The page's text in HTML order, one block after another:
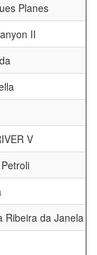
Planes
II
V
Ribeira da Janela